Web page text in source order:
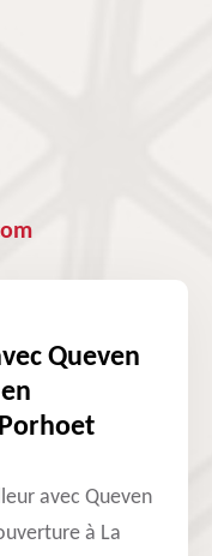
Queven
avec Queven
à La